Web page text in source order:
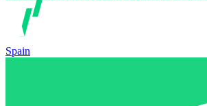
Spain